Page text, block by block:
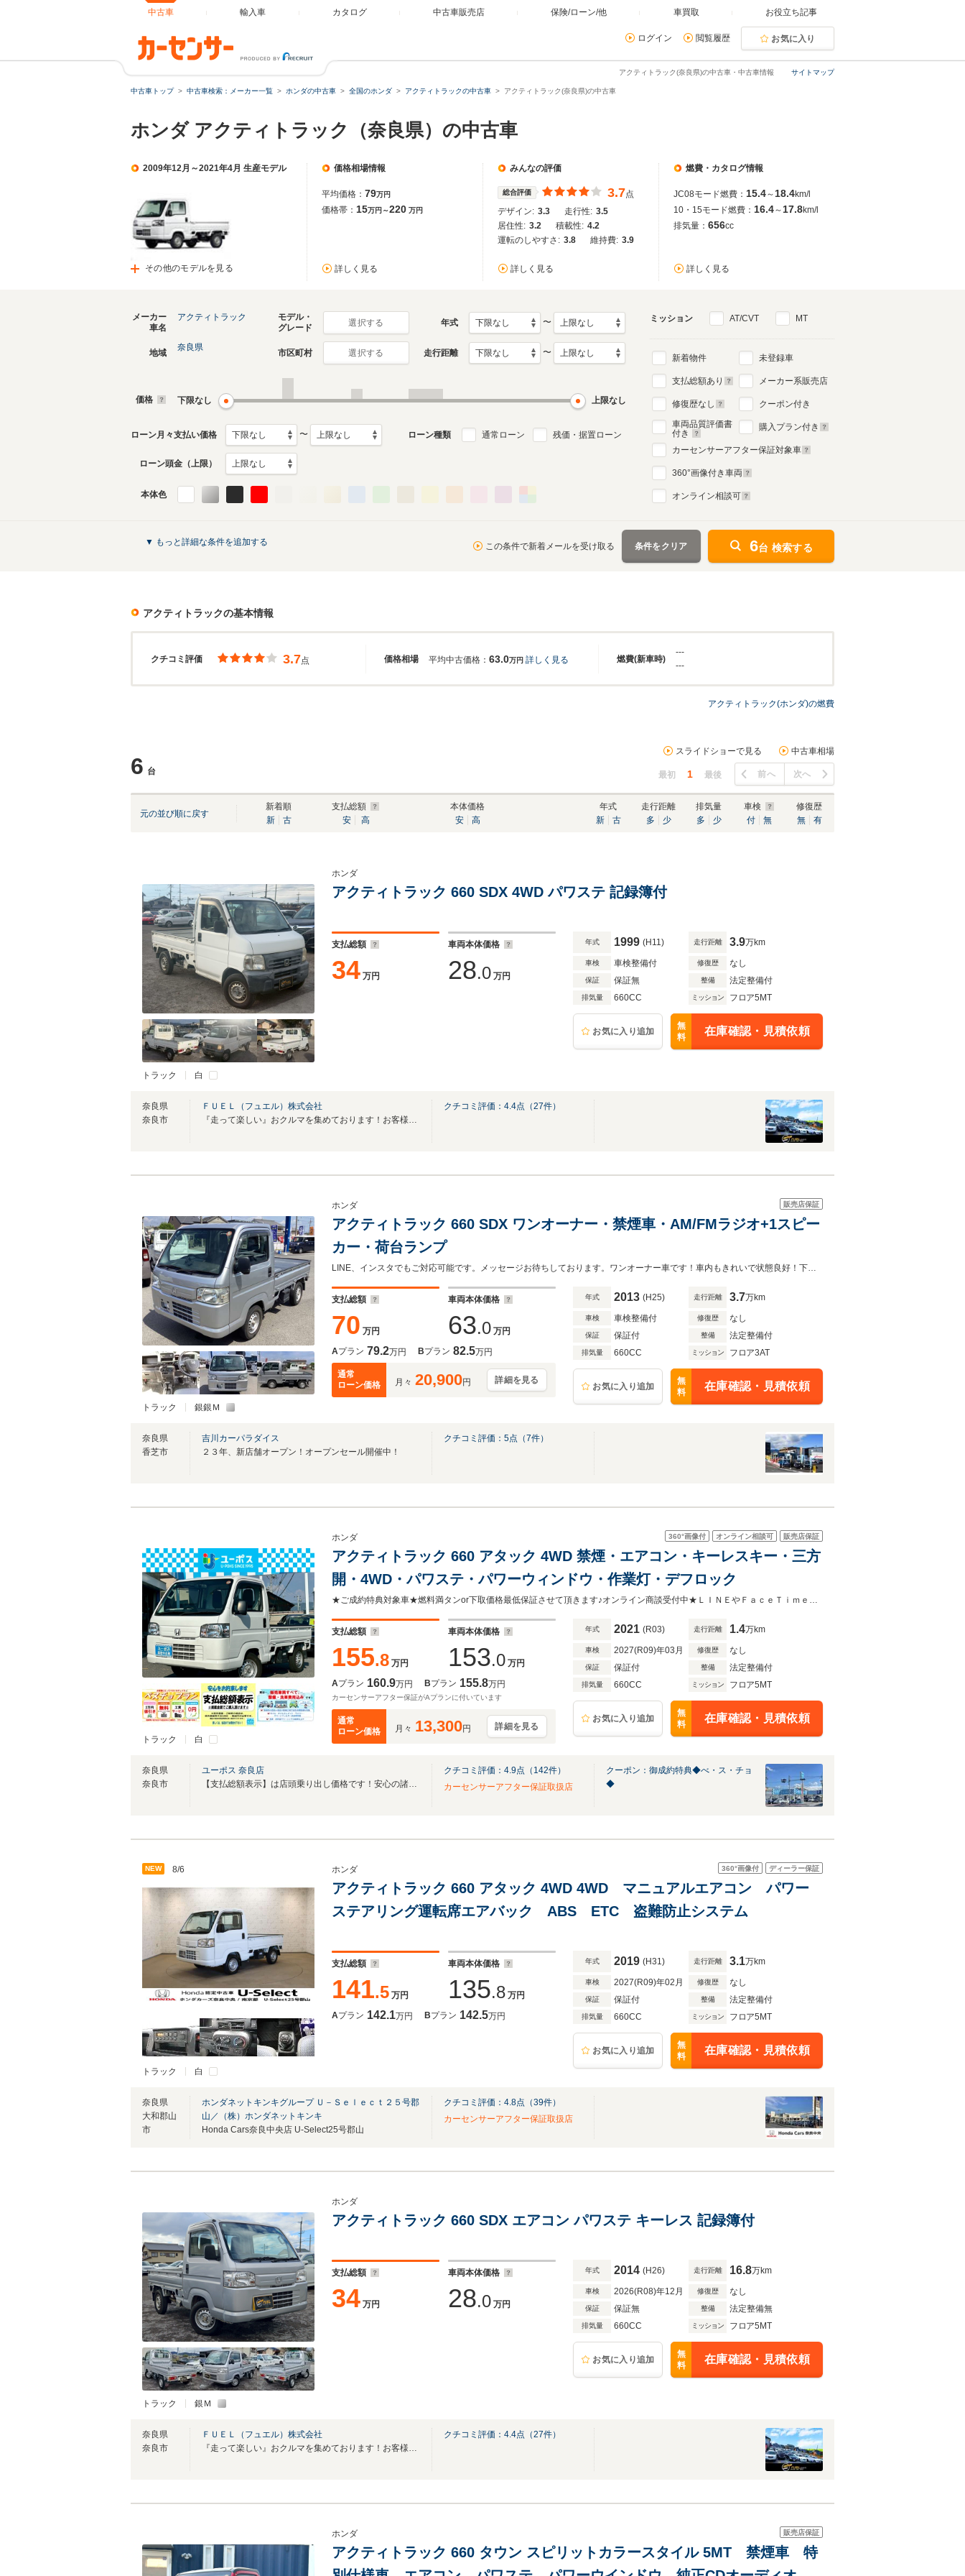
中古車 輸入車 カタログ 中古車販売店 保険/ローン/他 車買取 お役立ち記事
ログイン 閲覧履歴 お気に入り
サイトマップ
アクティトラック(奈良県)の中古車・中古車情報
中古車トップ 中古車検索：メーカー一覧 ホンダの中古車 全国のホンダ アクティトラックの中古車 アクティトラック(奈良県)の中古車
ホンダ アクティトラック（奈良県）の中古車
2009年12月～2021年4月 生産モデル
その他のモデルを見る
価格相場情報
平均価格： 79万円
価格帯： 15万円～220 万円
詳しく見る
みんなの評価
総合評価 3.7点
デザイン: 3.3 走行性: 3.5
居住性: 3.2 積載性: 4.2
運転のしやすさ: 3.8 維持費: 3.9
詳しく見る
燃費・カタログ情報
JC08モード燃費： 15.4～ 18.4km/l
10・15モード燃費： 16.4～ 17.8km/l
排気量： 656cc
詳しく見る
生産モデル
アクティトラックのカタログを見る
メーカー
車名
アクティトラック
モデル・
グレード
選択する 年式 〜
地域
奈良県
市区町村 選択する 走行距離 〜
価格 下限なし 上限なし
ローン月々支払い価格 〜 ローン種類 通常ローン 残価・据置ローン
ローン頭金（上限）
本体色
ミッション AT/CVT MT
新着物件
支払総額あり
修復歴なし
車両品質評価書
付き
未登録車
メーカー系販売店
クーポン付き
購入プラン付き
カーセンサーアフター保証対象車
360°画像付き車両
オンライン相談可
▼ もっと詳細な条件を追加する この条件で新着メールを受け取る 条件をクリア 6台 検索する
アクティトラックの基本情報
クチコミ評価 価格相場 燃費(新車時)
3.7点 平均中古価格： 63.0万円 詳しく見る
---
---
アクティトラック(ホンダ)の燃費
6 台
スライドショーで見る 中古車相場
最初 1 最後 前へ 次へ
元の並び順に戻す
新着順
新
古
支払総額
安
高
本体価格
安
高
年式
新
古
走行距離
多
少
排気量
多
少
車検
付
無
修復歴
無
有
トラック 白
ホンダ
アクティトラック 660 SDX 4WD パワステ 記録簿付
支払総額
34 万円
車両本体価格
28.0 万円
年式 1999 (H11) 走行距離 3.9万km
車検 車検整備付 修復歴 なし
保証 保証無 整備 法定整備付
排気量 660CC ミッション フロア5MT
お気に入り追加
無
料
在庫確認・見積依頼
奈良県
奈良市
ＦＵＥＬ（フュエル）株式会社
『走って楽しい』おクルマを集めております！お客様のご来店、お待ちしております♪
クチコミ評価： 4.4点（27件）
トラック 銀銀Ｍ
販売店保証
ホンダ
アクティトラック 660 SDX ワンオーナー・禁煙車・AM/FMラジオ+1スピー
カー・荷台ランプ
LINE、インスタでもご対応可能です。メッセージお待ちしております。ワンオーナー車です！車内もきれいで状態良好！下見お待ちしております！
支払総額
70 万円
車両本体価格
63.0 万円
Aプラン 79.2万円 Bプラン 82.5万円
通常
ローン価格
月々 20,900円 詳細を見る
年式 2013 (H25) 走行距離 3.7万km
車検 車検整備付 修復歴 なし
保証 保証付 整備 法定整備付
排気量 660CC ミッション フロア3AT
お気に入り追加
無
料
在庫確認・見積依頼
奈良県
香芝市
吉川カーパラダイス
２３年、新店舗オープン！オープンセール開催中！
クチコミ評価： 5点（7件）
トラック 白
360°画像付 オンライン相談可 販売店保証
ホンダ
アクティトラック 660 アタック 4WD 禁煙・エアコン・キーレスキー・三方
開・4WD・パワステ・パワーウィンドウ・作業灯・デフロック
★ご成約特典対象車★燃料満タンor下取価格最低保証させて頂きます♪オンライン商談受付中★ＬＩＮＥやＦａｃｅＴｉｍｅで『お見積り』『現車確認』などがご来店しなくてもＯＫ
支払総額
155.8 万円
車両本体価格
153.0 万円
Aプラン 160.9万円 Bプラン 155.8万円
カーセンサーアフター保証がAプランに付いています
通常
ローン価格
月々 13,300円 詳細を見る
年式 2021 (R03) 走行距離 1.4万km
車検 2027(R09)年03月 修復歴 なし
保証 保証付 整備 法定整備付
排気量 660CC ミッション フロア5MT
お気に入り追加
無
料
在庫確認・見積依頼
奈良県
奈良市
ユーポス 奈良店
【支払総額表示】は店頭乗り出し価格です！安心の諸費用込みで販売中♪
クチコミ評価： 4.9点（ 142件）
カーセンサーアフター保証取扱店
クーポン：御成約特典◆べ・ス・チョ
◆
NEW 8/6
トラック 白
360°画像付 ディーラー保証
ホンダ
アクティトラック 660 アタック 4WD 4WD マニュアルエアコン パワー
ステアリング運転席エアバック ABS ETC 盗難防止システム
支払総額
141.5 万円
車両本体価格
135.8 万円
Aプラン 142.1万円 Bプラン 142.5万円
年式 2019 (H31) 走行距離 3.1万km
車検 2027(R09)年02月 修復歴 なし
保証 保証付 整備 法定整備付
排気量 660CC ミッション フロア5MT
お気に入り追加
無
料
在庫確認・見積依頼
奈良県
大和郡山
市
ホンダネットキンキグループ Ｕ－Ｓｅｌｅｃｔ２５号郡
山／（株）ホンダネットキンキ
Honda Cars奈良中央店 U-Select25号郡山
クチコミ評価： 4.8点（39件）
カーセンサーアフター保証取扱店
トラック 銀Ｍ
ホンダ
アクティトラック 660 SDX エアコン パワステ キーレス 記録簿付
支払総額
34 万円
車両本体価格
28.0 万円
年式 2014 (H26) 走行距離 16.8万km
車検 2026(R08)年12月 修復歴 なし
保証 保証無 整備 法定整備無
排気量 660CC ミッション フロア5MT
お気に入り追加
無
料
在庫確認・見積依頼
奈良県
奈良市
ＦＵＥＬ（フュエル）株式会社
『走って楽しい』おクルマを集めております！お客様のご来店、お待ちしております♪
クチコミ評価： 4.4点（27件）
販売店保証
ホンダ
アクティトラック 660 タウン スピリットカラースタイル 5MT 禁煙車 特